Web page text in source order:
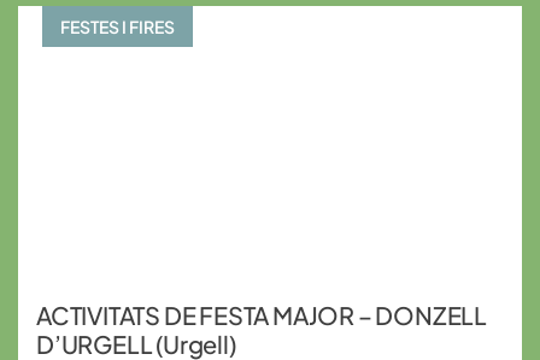
FESTES I FIRES
ACTIVITATS DE FESTA MAJOR – DONZELL
D’URGELL (Urgell)